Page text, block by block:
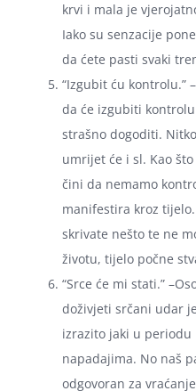
krvi i mala je
Iako su senzacije
da ćete pasti svaki
“Izgubit ću kontrolu.”
da će izgubiti
strašno dogoditi.
umrijet će i sl. Kao
čini da nemamo
manifestira kroz
skrivate nešto te ne
životu, tijelo počne
“Srce će mi stati.”
doživjeti srčani udar
izrazito jaki u periodu
napadajima. No naš
odgovoran za